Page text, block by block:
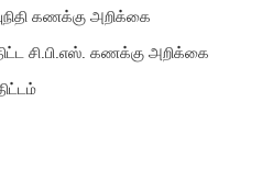
கணக்கு அறிக்கை
சி.பி.எஸ். கணக்கு அறிக்கை